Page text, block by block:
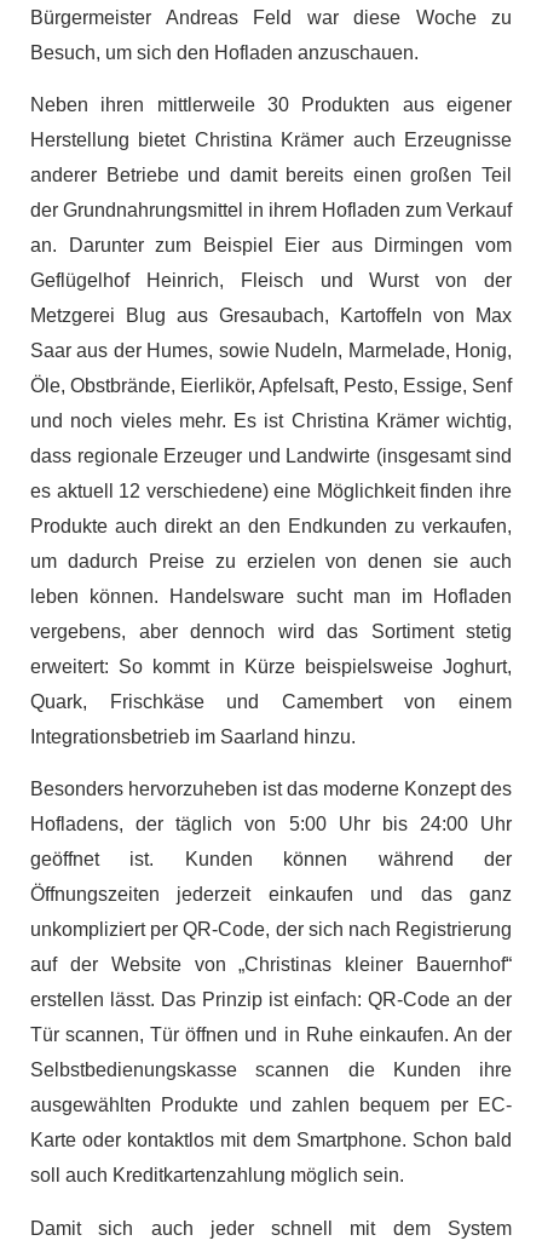
Bürgermeister Andreas Feld war diese Woche zu
Besuch, um sich den Hofladen anzuschauen.
Neben ihren mittlerweile 30 Produkten aus eigener
Herstellung bietet Christina Krämer auch Erzeugnisse
anderer Betriebe und damit bereits einen großen Teil
der Grundnahrungsmittel in ihrem Hofladen zum Verkauf
an. Darunter zum Beispiel Eier aus Dirmingen vom
Geflügelhof Heinrich, Fleisch und Wurst von der
Metzgerei Blug aus Gresaubach, Kartoffeln von Max
Saar aus der Humes, sowie Nudeln, Marmelade, Honig,
Öle, Obstbrände, Eierlikör, Apfelsaft, Pesto, Essige, Senf
und noch vieles mehr. Es ist Christina Krämer wichtig,
dass regionale Erzeuger und Landwirte (insgesamt sind
es aktuell 12 verschiedene) eine Möglichkeit finden ihre
Produkte auch direkt an den Endkunden zu verkaufen,
um dadurch Preise zu erzielen von denen sie auch
leben können. Handelsware sucht man im Hofladen
vergebens, aber dennoch wird das Sortiment stetig
erweitert: So kommt in Kürze beispielsweise Joghurt,
Quark, Frischkäse und Camembert von einem
Integrationsbetrieb im Saarland hinzu.
Besonders hervorzuheben ist das moderne Konzept des
Hofladens, der täglich von 5:00 Uhr bis 24:00 Uhr
geöffnet ist. Kunden können während der
Öffnungszeiten jederzeit einkaufen und das ganz
unkompliziert per QR-Code, der sich nach Registrierung
auf der Website von „Christinas kleiner Bauernhof“
erstellen lässt. Das Prinzip ist einfach: QR-Code an der
Tür scannen, Tür öffnen und in Ruhe einkaufen. An der
Selbstbedienungskasse scannen die Kunden ihre
ausgewählten Produkte und zahlen bequem per EC-
Karte oder kontaktlos mit dem Smartphone. Schon bald
soll auch Kreditkartenzahlung möglich sein.
Damit sich auch jeder schnell mit dem System